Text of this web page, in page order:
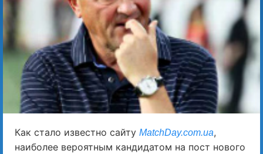
Как стало известно сайту MatchDay.com.ua,
наиболее вероятным кандидатом на пост нового